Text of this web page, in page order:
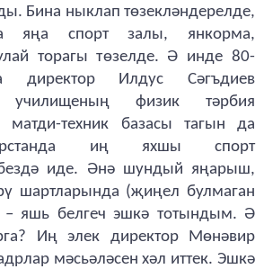
Бина ныклап төзекләндерелде,
яңа спорт залы, янкорма,
торагы төзелде. Ә инде 80-
директор Илдус Сәгъдиев
училищеның физик тәрбия
техник базасы тагын да
иң яхшы спорт
иде. Әнә шундый яңарыш,
шартларында (җиңел булмаган
– яшь белгеч эшкә тотындым. Ә
Иң элек директор Мөнәвир
мәсьәләсен хәл иттек. Эшкә